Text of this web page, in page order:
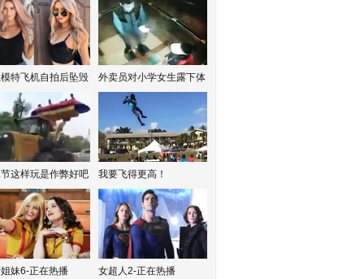
特飞机自拍后坠毁 外卖员对小学女生露下体
这样玩是作弊好吧 我要飞得更高！
妹6-正在热播 女超人2-正在热播